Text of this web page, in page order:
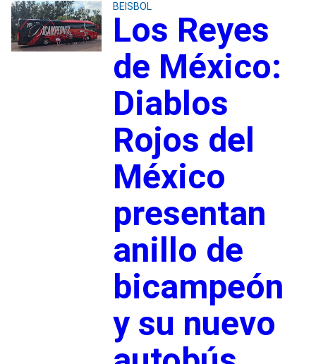
BEISBOL
Los Reyes
de México:
Diablos
Rojos del
México
presentan
anillo de
bicampeón
y su nuevo